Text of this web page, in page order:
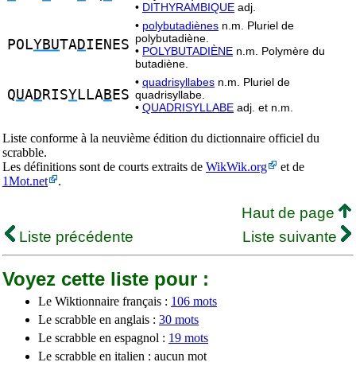
• DITHYRAMBIQUE adj.
POLYBUTADIENES
• polybutadiènes n.m. Pluriel de
polybutadiène.
• POLYBUTADIÈNE n.m. Polymère du
butadiène.
QUAD RISYLLAB ES
• quadrisyllabes n.m. Pluriel de
quadrisyllabe.
• QUADRISYLLABE adj. et n.m.
Liste conforme à la neuvième édition du dictionnaire officiel du
scrabble.
Les définitions sont de courts extraits de WikWik.org
et de
1Mot.net
.
Haut de page
Liste précédente
Liste suivante
Voyez cette liste pour :
Le Wiktionnaire français : 106 mots
Le scrabble en anglais : 30 mots
Le scrabble en espagnol : 19 mots
Le scrabble en italien : aucun mot